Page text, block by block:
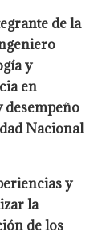
de la
y
en
desempeño
Nacional
y
la
de los